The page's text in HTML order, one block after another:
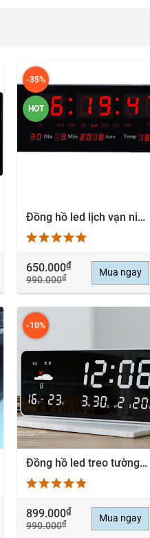
-35%
HOT
XEM NHANH Đồng hồ led lịch vạn niên treo tường - BB3615
650.000₫
990.000₫ Mua ngay
-10%
XEM NHANH Đồng hồ led treo tường 3D thời tiết TQ2509 kết nối App Mobile
899.000₫
990.000₫ Mua ngay